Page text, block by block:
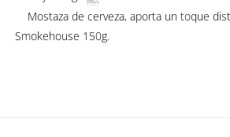
Mostaza de cerveza, aporta un toque
Smokehouse 150g.